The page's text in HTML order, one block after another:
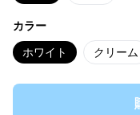
カラー
ホワイト クリーム